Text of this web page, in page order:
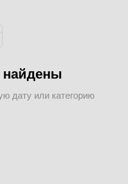
дату или категорию